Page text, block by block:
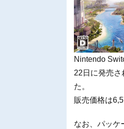
Nintendo
22日に発売さ
た。
販売価格は
なお、パッケ